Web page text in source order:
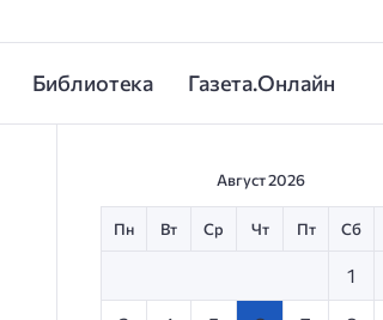
Библиотека Газета.Онлайн
Август 2026
Пн Вт Ср Чт Пт Сб
1